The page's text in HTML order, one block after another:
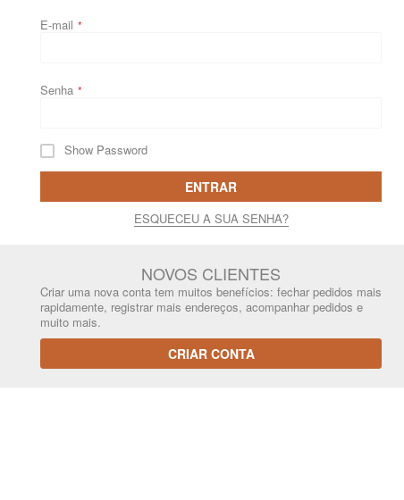
E-mail
Senha
Show Password
ENTRAR
ESQUECEU A SUA SENHA?
NOVOS CLIENTES
Criar uma nova conta tem muitos benefícios: fechar pedidos mais
rapidamente, registrar mais endereços, acompanhar pedidos e
muito mais.
CRIAR CONTA